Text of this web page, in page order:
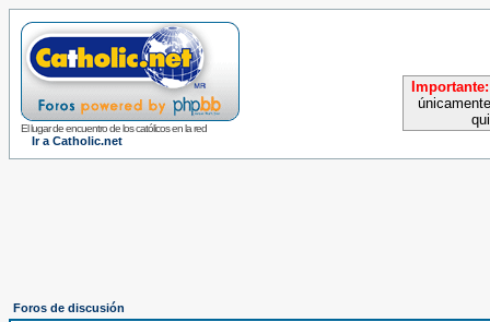
El lugar de encuentro de los católicos en la red
Ir a Catholic.net
Importante:
Foros de discusión